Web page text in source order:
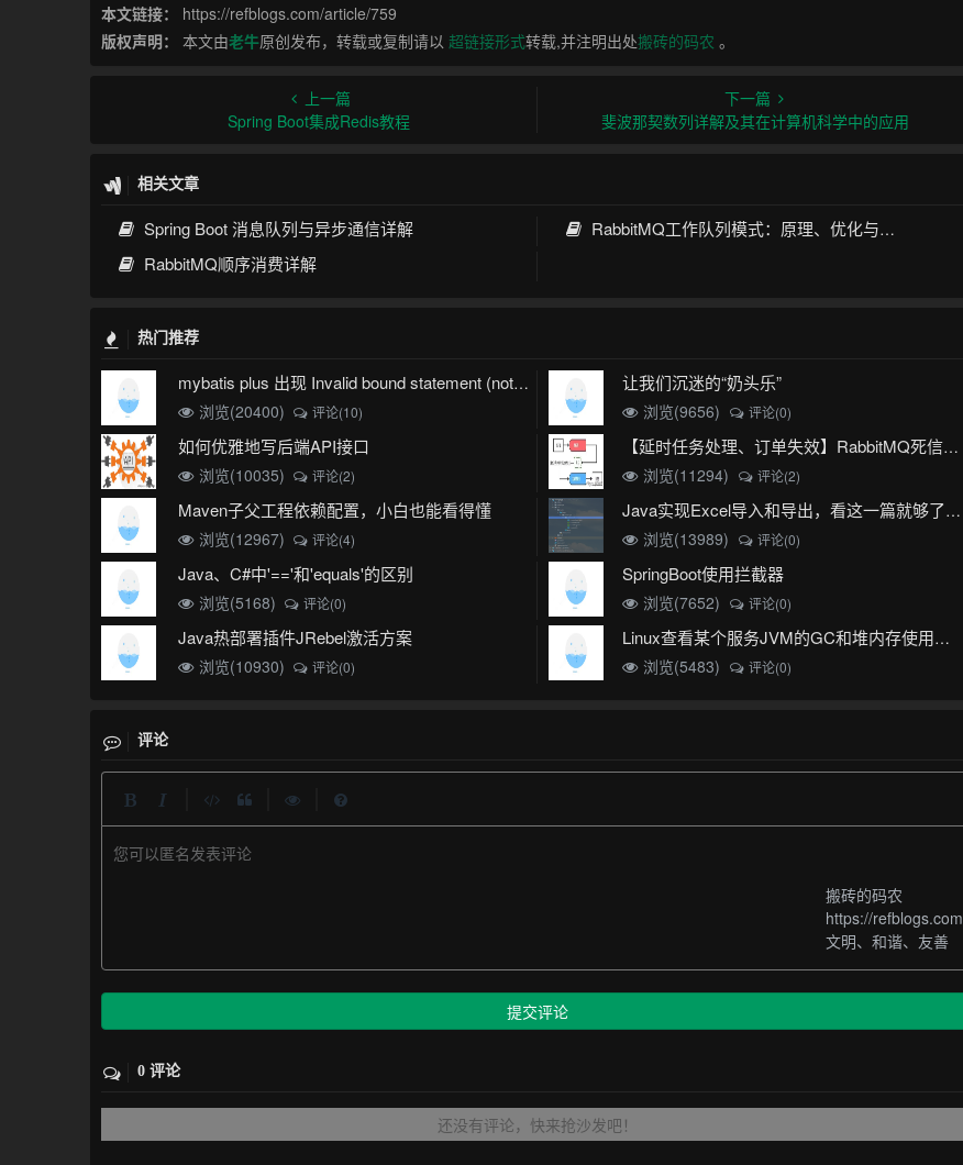
本文链接：
https://refblogs.com/article/759
版权声明：
本文由老牛原创发布，转载或复制请以超链接形式转载,并注明出处搬砖的码农 。
上一篇
Spring Boot集成Redis教程
下一篇
斐波那契数列详解及其在计算机科学中的应用
相关文章
Spring Boot 消息队列与异步通信详解
RabbitMQ工作队列模式：原理、优化与实战
RabbitMQ顺序消费详解
热门推荐
mybatis plus 出现 Invalid bound statement (not found)
浏览(20400)
评论(10)
让我们沉迷的“奶头乐”
浏览(9656) 评论(0)
如何优雅地写后端API接口
浏览(10035) 评论(2)
【延时任务处理、订单失效】RabbitMQ死信队列实现
浏览(11294)
评论(2)
Maven子父工程依赖配置，小白也能看得懂
浏览(12967) 评论(4)
Java实现Excel导入和导出，看这一篇就够了(珍藏版)
浏览(13989)
评论(0)
Java、C#中'=='和'equals'的区别
浏览(5168) 评论(0)
SpringBoot使用拦截器
浏览(7652) 评论(0)
Java热部署插件JRebel激活方案
浏览(10930) 评论(0)
Linux查看某个服务JVM的GC和堆内存使用情况
浏览(5483)
评论(0)
评论
您可以匿名发表评论
搬砖的码农
https://refblogs.com
文明、和谐、友善
提交评论
0 评论
还没有评论，快来抢沙发吧！